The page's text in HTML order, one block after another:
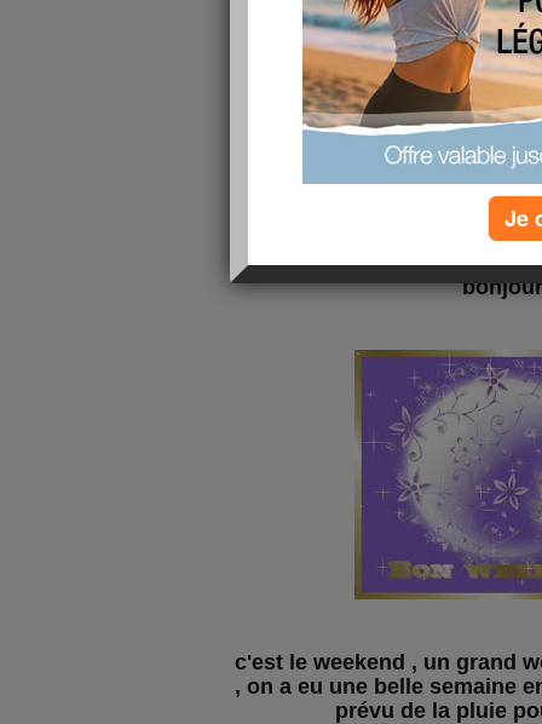
bonjour
c'est le weekend , un grand
, on a eu une belle semaine
prévu de la pluie
Je